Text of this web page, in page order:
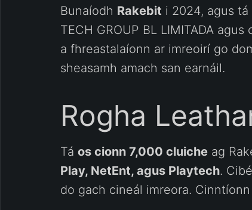
Bunaíodh Rakebit i 2024, agus
TECH GROUP BL LIMITADA
a fhreastalaíonn ar imreoirí go
sheasamh amach san earnáil.
Rogha
Tá os cionn 7,000 cluiche ag
Play, NetEnt, agus Playtech.
do gach cineál imreora.